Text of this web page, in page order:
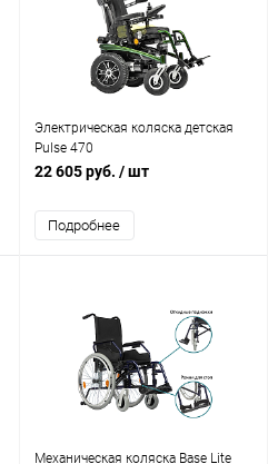
Электрическая коляска детская
Pulse 470
22 605 руб. / шт
Подробнее
Механическая коляска Base Lite